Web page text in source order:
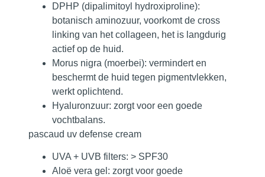
DPHP (dipalimitoyl hydroxiproline):
botanisch aminozuur, voorkomt de cross
linking van het collageen, het is langdurig
actief op de huid.
Morus nigra (moerbei): vermindert en
beschermt de huid tegen pigmentvlekken,
werkt oplichtend.
Hyaluronzuur: zorgt voor een goede
vochtbalans.
pascaud uv defense cream
UVA + UVB filters: > SPF30
Aloë vera gel : zorgt voor goede